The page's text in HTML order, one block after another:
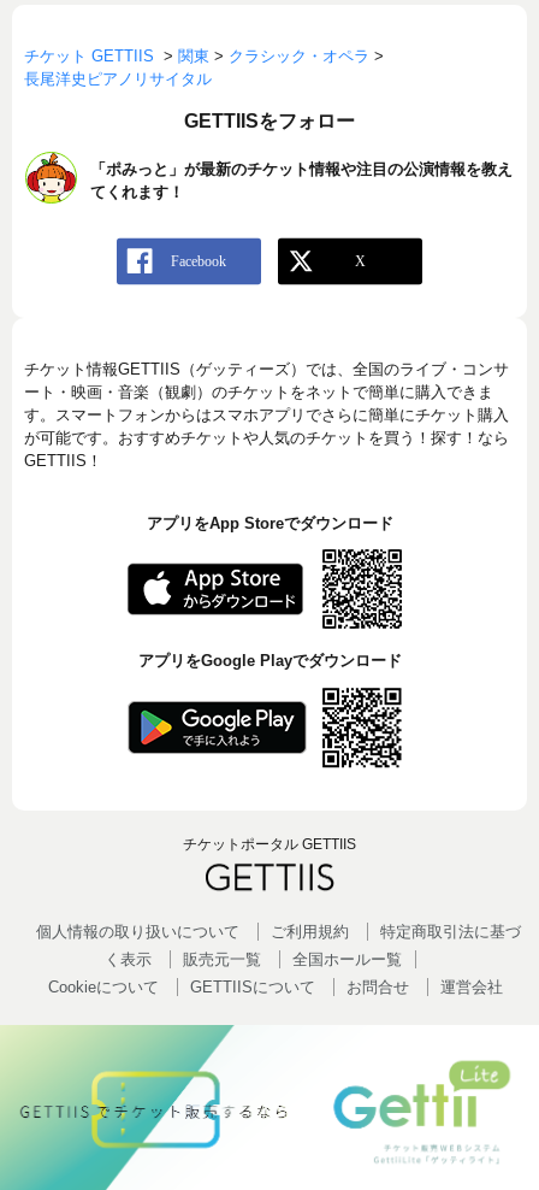
チケット GETTIIS > 関東 > クラシック・オペラ >
長尾洋史ピアノリサイタル
GETTIISをフォロー
「ポみっと」が最新のチケット情報や注目の公演情報を教え
てくれます！
チケット情報GETTIIS（ゲッティーズ）では、全国のライブ・コンサ
ート・映画・音楽（観劇）のチケットをネットで簡単に購入できま
す。スマートフォンからはスマホアプリでさらに簡単にチケット購入
が可能です。おすすめチケットや人気のチケットを買う！探す！なら
GETTIIS！
アプリをApp Storeでダウンロード
アプリをGoogle Playでダウンロード
チケットポータル GETTIIS
個人情報の取り扱いについて ご利用規約
特定商取引法に基づ
く表示
販売元一覧
全国ホールー覧
Cookieについて
GETTIISについて お問合せ 運営会社